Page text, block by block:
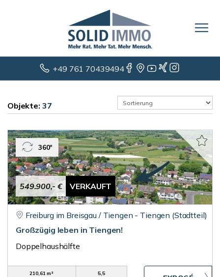
+49 761 70439494
Objekte: 37
549.900,- € VERKAUFT
360°
Freiburg im Breisgau / Tiengen - Tiengen (Stadtteil)
Großzügig leben in Tiengen!
Doppelhaushälfte
210,61 m²
5,5